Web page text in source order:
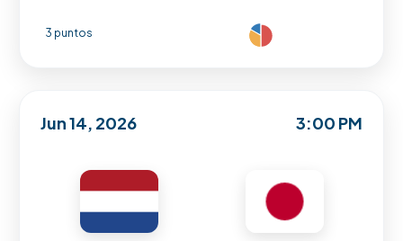
3 puntos
Jun 14, 2026 3:00 PM